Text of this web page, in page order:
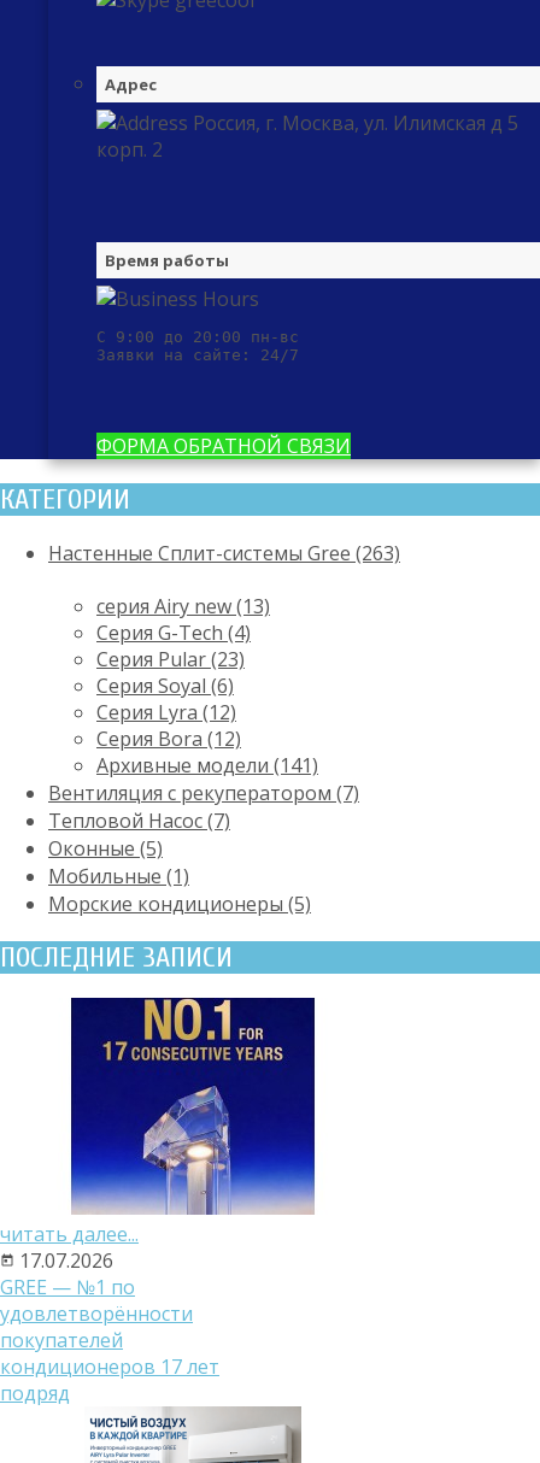
Адрес
Россия, г. Москва, ул. Илимская д 5
корп. 2
Время работы
С 9:00 до 20:00 пн-вс
Заявки на сайте: 24/7
ФОРМА ОБРАТНОЙ СВЯЗИ
КАТЕГОРИИ
Настенные Сплит-системы Gree (263)
серия Airy new (13)
Серия G-Tech (4)
Серия Pular (23)
Cерия Soyal (6)
Серия Lyra (12)
Серия Bora (12)
Архивные модели (141)
Вентиляция с рекуператором (7)
Тепловой Насос (7)
Оконные (5)
Мобильные (1)
Морские кондиционеры (5)
ПОСЛЕДНИЕ ЗАПИСИ
читать далее...
17.07.2026
GREE — №1 по
удовлетворённости
покупателей
кондиционеров 17 лет
подряд